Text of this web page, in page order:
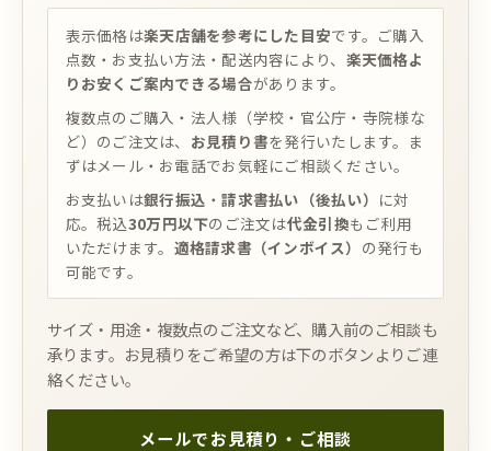
表示価格は楽天店舗を参考にした目安です。ご購入
点数・お支払い方法・配送内容により、 楽天価格よ
りお安くご案内できる場合があります。
複数点のご購入・法人様（学校・官公庁・寺院様な
ど）のご注文は、 お見積り書を発行いたします。ま
ずはメール・お電話でお気軽にご相談ください。
お支払いは銀行振込 ・請求書払い（後払い） に対
応。税込30万円以下のご注文は代金引換もご利用
いただけます。 適格請求書（インボイス） の発行も
可能です。
サイズ・用途・複数点のご注文など、購入前のご相談も
承ります。お見積りをご希望の方は下のボタンよりご連
絡ください。
メールでお見積り・ご相談